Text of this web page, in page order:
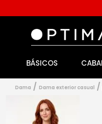
BÁSICOS
dama dama exterior casual
licencia
playeras caballero
playeras dama
spiderman